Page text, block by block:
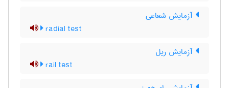
آزمایش شعاعی
radial test
آزمایش ریل
rail test